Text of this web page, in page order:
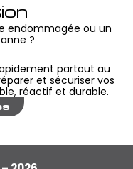
endommagée ou un
?
partout au
et sécuriser vos
réactif et durable.